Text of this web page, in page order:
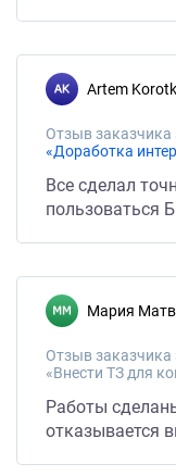
Artem
Отзыв заказчика
«Доработка
Все сделал
пользоваться
Мария
Отзыв заказчика
«Внести ТЗ для
Работы
отказывается